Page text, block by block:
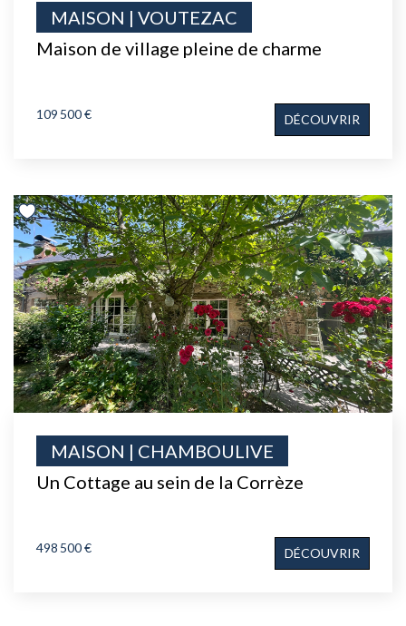
Maison de village pleine de charme
MAISON | VOUTEZAC
109 500 € DÉCOUVRIR
Un Cottage au sein de la Corrèze
MAISON | CHAMBOULIVE
498 500 € DÉCOUVRIR